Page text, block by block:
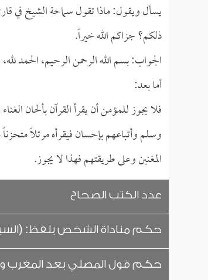
يسأل ويقول: ماذا تقول سماحة الشيخ في
ذلكم؟ جزاكم الله خيراً.
الجواب: بسم الله الرحمن الرحيم، الحمد
أما بعد:
فلا يجوز للمؤمن أن يقرأ القرآن بألحان
وسلم وأتباعهم بإحسان فيقرأه مرتلاً
المغنين وعلى طريقتهم فهذا لا يجوز.
عدد الكتب الصحاح
حكم مناداة الشخص بلفظ:
حكم قول المصلي بعد المغرب